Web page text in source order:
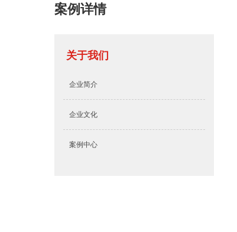
案例详情
关于我们
企业简介
企业文化
案例中心